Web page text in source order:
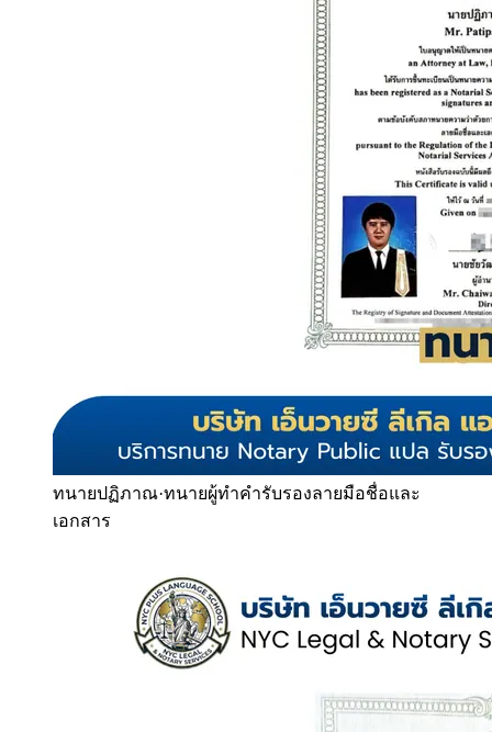
ทนายปฏิภาณ·ทนายผู้ทำคำรับรองลายมือชื่อและ
เอกสาร